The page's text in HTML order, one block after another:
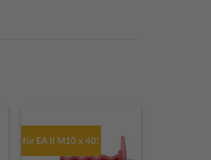
für EA II M10 x 40!